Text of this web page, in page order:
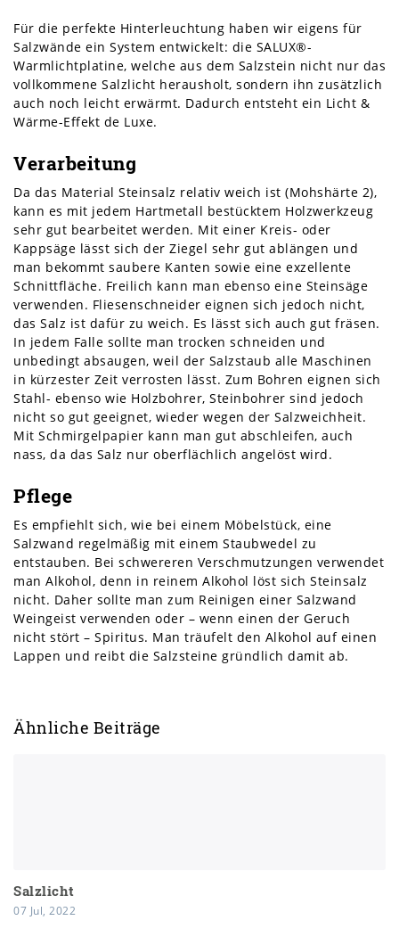
Für die perfekte Hinterleuchtung haben wir eigens für
Salzwände ein System entwickelt: die SALUX®-
Warmlichtplatine, welche aus dem Salzstein nicht nur das
vollkommene Salzlicht herausholt, sondern ihn zusätzlich
auch noch leicht erwärmt. Dadurch entsteht ein Licht &
Wärme-Effekt de Luxe.
Verarbeitung
Da das Material Steinsalz relativ weich ist (Mohshärte 2),
kann es mit jedem Hartmetall bestücktem Holzwerkzeug
sehr gut bearbeitet werden. Mit einer Kreis- oder
Kappsäge lässt sich der Ziegel sehr gut ablängen und
man bekommt saubere Kanten sowie eine exzellente
Schnittfläche. Freilich kann man ebenso eine Steinsäge
verwenden. Fliesenschneider eignen sich jedoch nicht,
das Salz ist dafür zu weich. Es lässt sich auch gut fräsen.
In jedem Falle sollte man trocken schneiden und
unbedingt absaugen, weil der Salzstaub alle Maschinen
in kürzester Zeit verrosten lässt. Zum Bohren eignen sich
Stahl- ebenso wie Holzbohrer, Steinbohrer sind jedoch
nicht so gut geeignet, wieder wegen der Salzweichheit.
Mit Schmirgelpapier kann man gut abschleifen, auch
nass, da das Salz nur oberflächlich angelöst wird.
Pflege
Es empfiehlt sich, wie bei einem Möbelstück, eine
Salzwand regelmäßig mit einem Staubwedel zu
entstauben. Bei schwereren Verschmutzungen verwendet
man Alkohol, denn in reinem Alkohol löst sich Steinsalz
nicht. Daher sollte man zum Reinigen einer Salzwand
Weingeist verwenden oder – wenn einen der Geruch
nicht stört – Spiritus. Man träufelt den Alkohol auf einen
Lappen und reibt die Salzsteine gründlich damit ab.
Ähnliche Beiträge
Salzlicht
07 Jul, 2022